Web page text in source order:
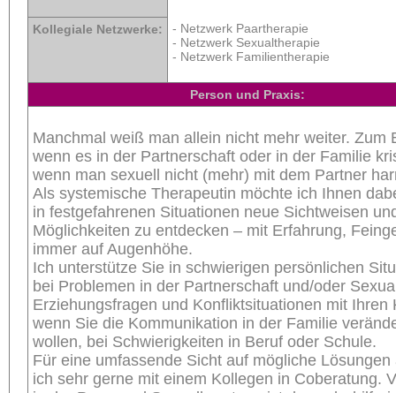
Kollegiale Netzwerke:
- Netzwerk Paartherapie
- Netzwerk Sexualtherapie
- Netzwerk Familientherapie
Person und Praxis:
Manchmal weiß man allein nicht mehr weiter. Zum
wenn es in der Partnerschaft oder in der Familie
wenn man sexuell nicht (mehr) mit dem Partner
Als systemische Therapeutin möchte ich Ihnen
in festgefahrenen Situationen neue Sichtweisen
Möglichkeiten zu entdecken – mit Erfahrung,
immer auf Augenhöhe.
Ich unterstütze Sie in schwierigen persönlichen
bei Problemen in der Partnerschaft und/oder
Erziehungsfragen und Konfliktsituationen mit Ihren
wenn Sie die Kommunikation in der Familie
wollen, bei Schwierigkeiten in Beruf oder Schule.
Für eine umfassende Sicht auf mögliche Lösungen
ich sehr gerne mit einem Kollegen in Coberatung.